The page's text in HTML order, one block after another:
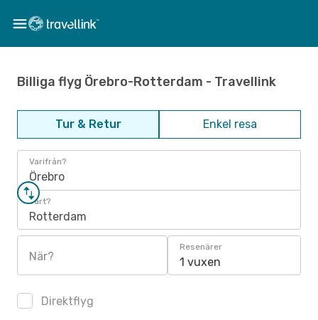
Billiga flyg Örebro-Rotterdam - Travellink
Tur & Retur Enkel resa
Varifrån?
Örebro
Vart?
Rotterdam
När?
Resenärer
1 vuxen
Direktflyg